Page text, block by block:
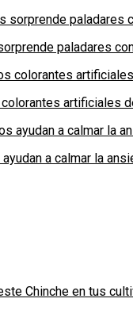
paladares
artificiales
a calmar la